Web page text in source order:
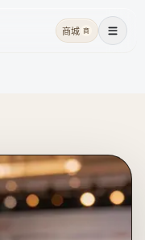
商城 商 菜单